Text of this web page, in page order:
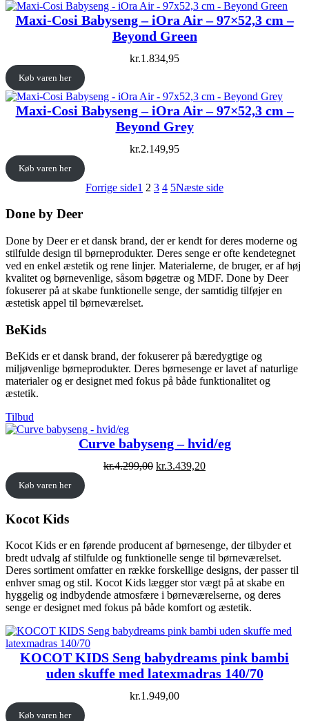
Maxi-Cosi Babyseng – iOra Air – 97×52,3 cm –
Beyond Green
kr.1.834,95
Køb varen her
Maxi-Cosi Babyseng – iOra Air – 97×52,3 cm –
Beyond Grey
kr.2.149,95
Køb varen her
Forrige side1 2 3 4 5Næste side
Done by Deer
Done by Deer er et dansk brand, der er kendt for deres moderne og
stilfulde design til børneprodukter. Deres senge er ofte kendetegnet
ved en enkel æstetik og rene linjer. Materialerne, de bruger, er af høj
kvalitet og børnevenlige, såsom bøgetræ og MDF. Done by Deer
fokuserer på at skabe funktionelle senge, der samtidig tilføjer en
æstetisk appel til børneværelset.
BeKids
BeKids er et dansk brand, der fokuserer på bæredygtige og
miljøvenlige børneprodukter. Deres børnesenge er lavet af naturlige
materialer og er designet med fokus på både funktionalitet og
æstetik.
Tilbud
på
Curve babyseng – hvid/eg
kr.4.299,00 Original
kr.3.439,20Current
Køb varen her
Kocot Kids
Kocot Kids er en førende producent af børnesenge, der tilbyder et
bredt udvalg af stilfulde og funktionelle senge til børneværelset.
Deres sortiment omfatter en række forskellige designs, der passer til
enhver smag og stil. Kocot Kids lægger stor vægt på at skabe en
hyggelig og indbydende atmosfære i børneværelserne, og deres
senge er designet med fokus på både komfort og æstetik.
KOCOT KIDS Seng babydreams pink bambi
uden skuffe med latexmadras 140/70
kr.1.949,00
Køb varen her